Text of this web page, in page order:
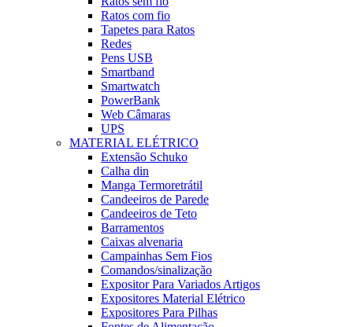
Ratos com fio
Tapetes para Ratos
Redes
Pens USB
Smartband
Smartwatch
PowerBank
Web Câmaras
UPS
MATERIAL ELÉTRICO
Extensão Schuko
Calha din
Manga Termoretrátil
Candeeiros de Parede
Candeeiros de Teto
Barramentos
Caixas alvenaria
Campainhas Sem Fios
Comandos/sinalização
Expositor Para Variados Artigos
Expositores Material Elétrico
Expositores Para Pilhas